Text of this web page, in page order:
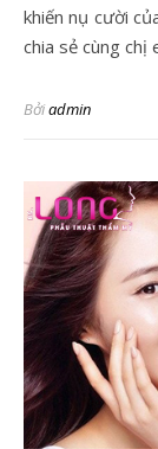
khiến nụ cười
chia sẻ cùng chị
Bởiadmin